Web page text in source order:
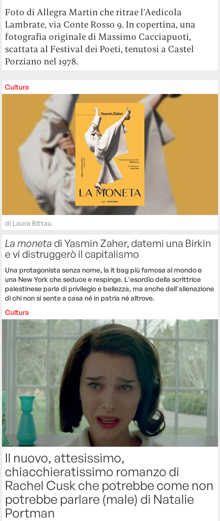
Foto di Allegra Martin che ritrae l’Aedicola
Lambrate, via Conte Rosso 9. In copertina, una
fotografia originale di Massimo Cacciapuoti,
scattata al Festival dei Poeti, tenutosi a Castel
Porziano nel 1978.
Cultura
di Laura Bittau
La monetadi Yasmin Zaher, datemi una Birkin
e vi distruggerò il capitalismo
Una protagonista senza nome, la it bag più famosa al mondo e
una New York che seduce e respinge. L'esordio della scrittrice
palestinese parla di privilegio e bellezza, ma anche dell'alienazione
di chi non si sente a casa né in patria né altrove.
Cultura
Il nuovo, attesissimo,
chiacchieratissimo romanzo di
Rachel Cusk che potrebbe come non
potrebbe parlare (male) di Natalie
Portman